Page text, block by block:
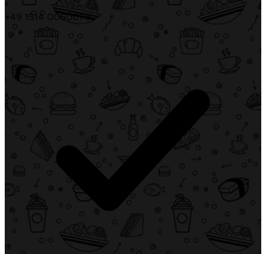
+49 1514 0060078